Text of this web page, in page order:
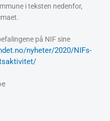
i teksten nedenfor,
på NIF sine
nyheter/2020/NIFs-